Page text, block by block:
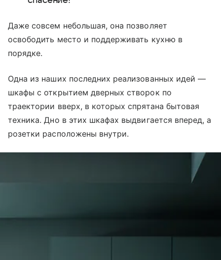
Даже совсем небольшая, она позволяет
освободить место и поддерживать кухню в
порядке.
Одна из наших последних реализованных идей —
шкафы с открытием дверных створок по
траектории вверх, в которых спрятана бытовая
техника. Дно в этих шкафах выдвигается вперед, а
розетки расположены внутри.